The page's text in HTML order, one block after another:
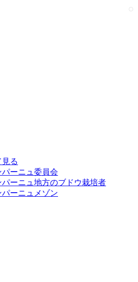
る
パーニュ委員会
パーニュ地方のブドウ栽培者
パーニュメゾン